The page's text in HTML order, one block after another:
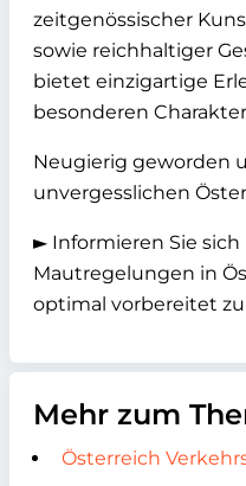
zeitgenössischer
sowie reichhaltiger
bietet einzigartige
besonderen
Neugierig geworden
unvergesslichen
► Informieren Sie sich
Mautregelungen in
optimal vorbereitet zu
Mehr zum
Österreich